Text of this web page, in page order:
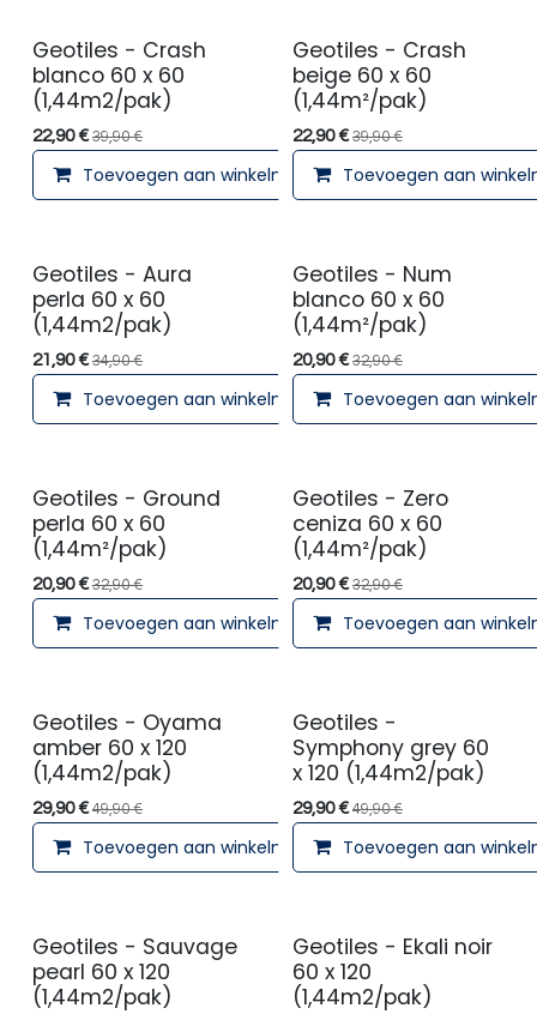
Geotiles - Crash
blanco 60 x 60
(1,44m2/pak)
22,90€ 39,90€
Toevoegen aan winkelmandje
Geotiles - Crash
beige 60 x 60
(1,44m²/pak)
22,90€ 39,90€
Toevoegen aan
Geotiles - Aura
perla 60 x 60
(1,44m2/pak)
21,90€ 34,90€
Toevoegen aan winkelmandje
Geotiles - Num
blanco 60 x 60
(1,44m²/pak)
20,90€ 32,90€
Toevoegen aan
Geotiles - Ground
perla 60 x 60
(1,44m²/pak)
20,90€ 32,90€
Toevoegen aan winkelmandje
Geotiles - Zero
ceniza 60 x 60
(1,44m²/pak)
20,90€ 32,90€
Toevoegen aan
Geotiles - Oyama
amber 60 x 120
(1,44m2/pak)
29,90€ 49,90€
Toevoegen aan winkelmandje
Geotiles -
Symphony grey 60
x 120 (1,44m2/pak)
29,90€ 49,90€
Toevoegen aan
Geotiles - Sauvage
pearl 60 x 120
(1,44m2/pak)
Geotiles - Ekali noir
60 x 120
(1,44m2/pak)